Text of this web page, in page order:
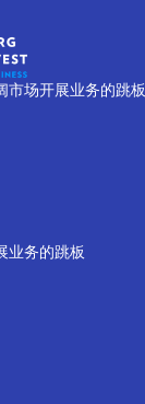
市场开展业务的跳板
业务的跳板